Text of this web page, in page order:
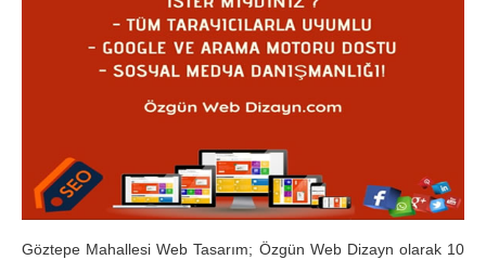
Göztepe Mahallesi Web Tasarım; Özgün Web Dizayn olarak 10